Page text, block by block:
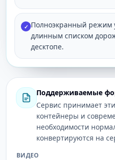
✓ Полноэкранный режим
длинным списком
десктопе.
Поддерживаемые
Сервис принимает
контейнеры и
необходимости
конвертируются на
ВИДЕО